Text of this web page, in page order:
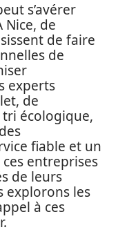
s’avérer
Nice, de
de faire
de
experts
de
tri écologique,
fiable et un
entreprises
de leurs
explorons les
à ces